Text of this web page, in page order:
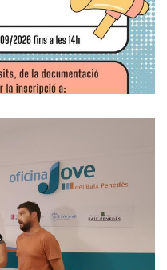
Esportiu
Juvenils
Fomentar La
Comarcal